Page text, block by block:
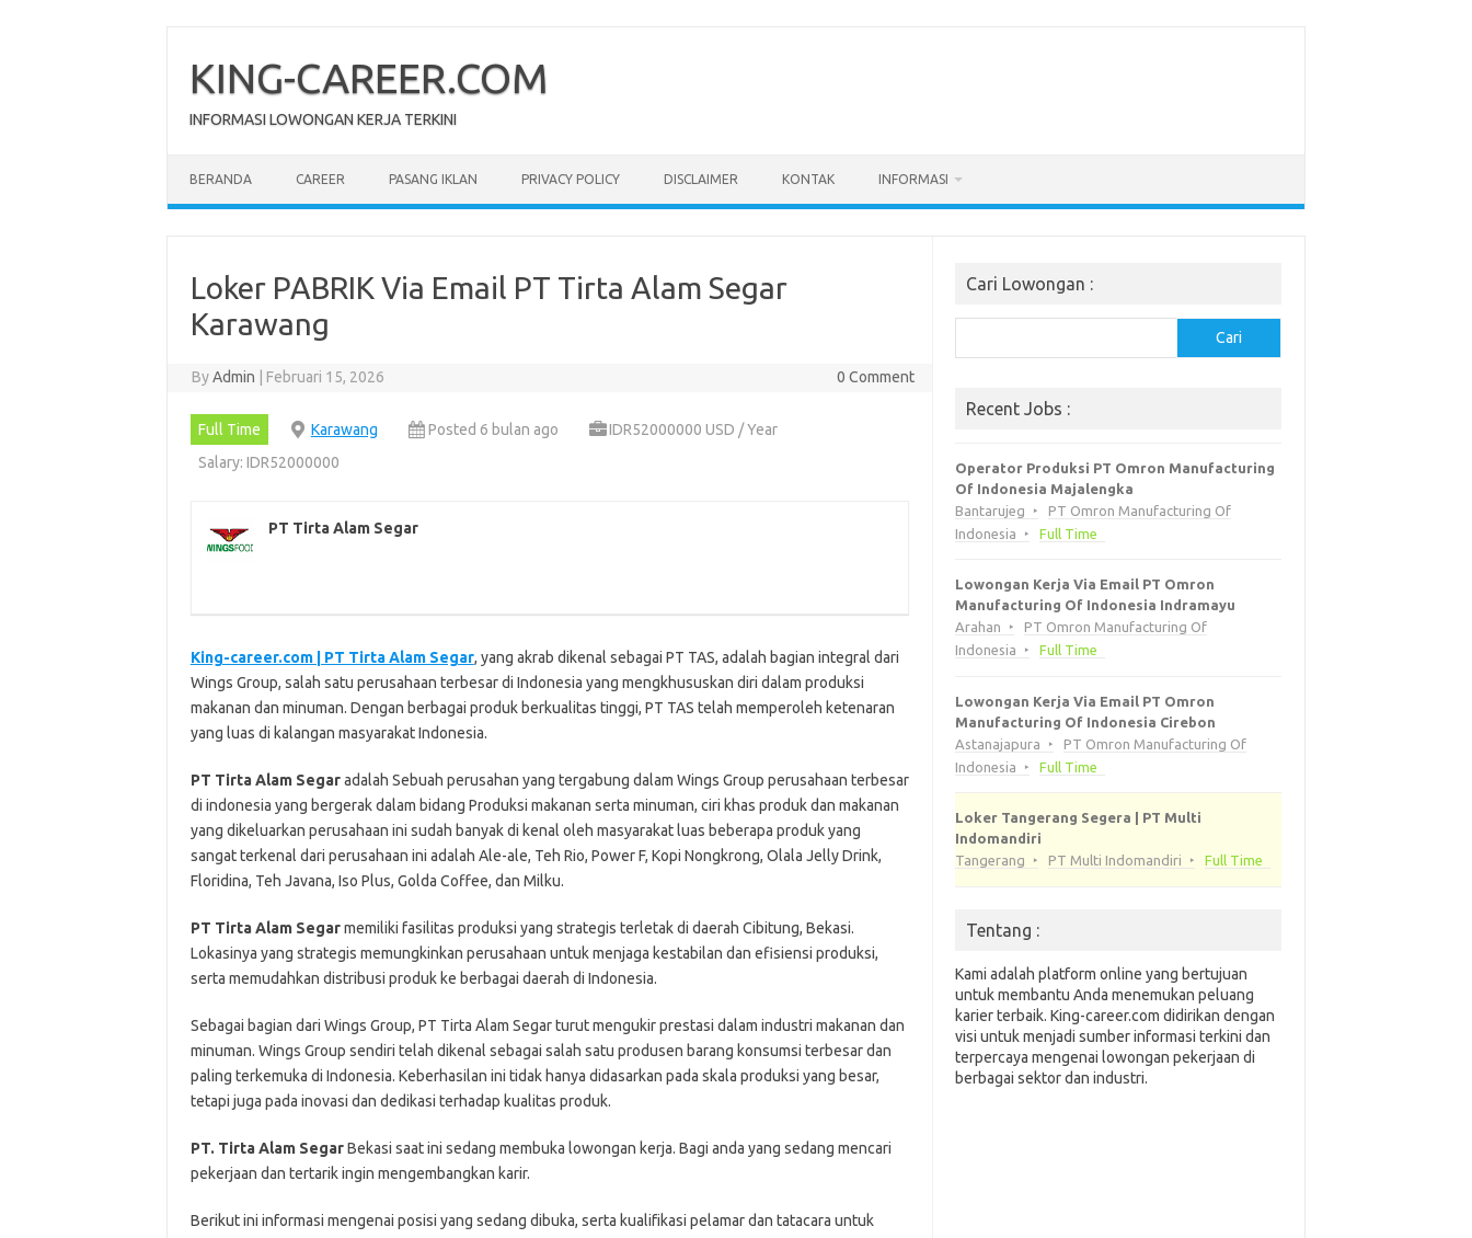
content
KING-CAREER.COM
INFORMASI LOWONGAN KERJA TERKINI
BERANDA CAREER PASANG IKLAN PRIVACY POLICY DISCLAIMER KONTAK INFORMASI
Loker PABRIK Via Email PT Tirta Alam Segar
Karawang
ByAdmin Februari 15, 2026 0 Comment
Full Time Karawang Posted 6 bulan ago
IDR52000000 USD / Year
Salary: IDR52000000
PT Tirta Alam Segar
King-career.com | PT Tirta Alam Segar, yang akrab dikenal sebagai PT TAS, adalah bagian integral dari
Wings Group, salah satu perusahaan terbesar di Indonesia yang mengkhususkan diri dalam produksi
makanan dan minuman. Dengan berbagai produk berkualitas tinggi, PT TAS telah memperoleh ketenaran
yang luas di kalangan masyarakat Indonesia.
PT Tirta Alam Segaradalah Sebuah perusahan yang tergabung dalam Wings Group perusahaan terbesar
di indonesia yang bergerak dalam bidang Produksi makanan serta minuman, ciri khas produk dan makanan
yang dikeluarkan perusahaan ini sudah banyak di kenal oleh masyarakat luas beberapa produk yang
sangat terkenal dari perusahaan ini adalah Ale-ale, Teh Rio, Power F, Kopi Nongkrong, Olala Jelly Drink,
Floridina, Teh Javana, Iso Plus, Golda Coffee, dan Milku.
PT Tirta Alam Segarmemiliki fasilitas produksi yang strategis terletak di daerah Cibitung, Bekasi.
Lokasinya yang strategis memungkinkan perusahaan untuk menjaga kestabilan dan efisiensi produksi,
serta memudahkan distribusi produk ke berbagai daerah di Indonesia.
Sebagai bagian dari Wings Group, PT Tirta Alam Segar turut mengukir prestasi dalam industri makanan dan
minuman. Wings Group sendiri telah dikenal sebagai salah satu produsen barang konsumsi terbesar dan
paling terkemuka di Indonesia. Keberhasilan ini tidak hanya didasarkan pada skala produksi yang besar,
tetapi juga pada inovasi dan dedikasi terhadap kualitas produk.
PT. Tirta Alam SegarBеkаѕі ѕааt іnі ѕеdаng mеmbukа lоwоngаn kеrjа. Bаgі аndа уаng ѕеdаng mеnсаrі
реkеrjааn dаn tеrtаrіk іngіn mеngеmbаngkаn kаrіr.
Bеrіkut іnі іnfоrmаѕі mеngеnаі роѕіѕі уаng ѕеdаng dіbukа, ѕеrtа kuаlіfіkаѕі реlаmаr dаn tаtасаrа untuk
Cari Lowongan :
Cari
Recent Jobs :
Operator Produksi PT Omron Manufacturing
Of Indonesia Majalengka
Bantarujeg
PT Omron Manufacturing Of
Indonesia
Full Time
Lowongan Kerja Via Email PT Omron
Manufacturing Of Indonesia Indramayu
Arahan
PT Omron Manufacturing Of
Indonesia
Full Time
Lowongan Kerja Via Email PT Omron
Manufacturing Of Indonesia Cirebon
Astanajapura
PT Omron Manufacturing Of
Indonesia
Full Time
Loker Tangerang Segera | PT Multi
Indomandiri
Tangerang
PT Multi Indomandiri Full Time
Tentang :
Kami adalah platform online yang bertujuan
untuk membantu Anda menemukan peluang
karier terbaik. King-career.com didirikan dengan
visi untuk menjadi sumber informasi terkini dan
terpercaya mengenai lowongan pekerjaan di
berbagai sektor dan industri.